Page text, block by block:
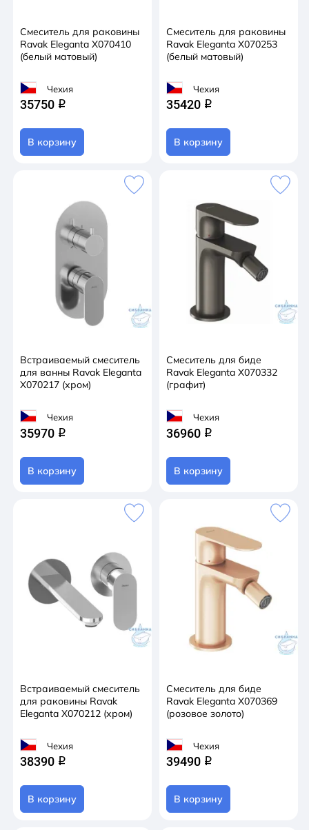
Смеситель для раковины
Ravak Eleganta X070410
(белый матовый)
Чехия
35750 q
В корзину
Смеситель для раковины
Ravak Eleganta X070253
(белый матовый)
Чехия
35420 q
В корзину
Встраиваемый смеситель
для ванны Ravak Eleganta
X070217 (хром)
Чехия
35970 q
В корзину
Смеситель для биде
Ravak Eleganta X070332
(графит)
Чехия
36960 q
В корзину
Встраиваемый смеситель
для раковины Ravak
Eleganta X070212 (хром)
Чехия
38390 q
В корзину
Смеситель для биде
Ravak Eleganta X070369
(розовое золото)
Чехия
39490 q
В корзину